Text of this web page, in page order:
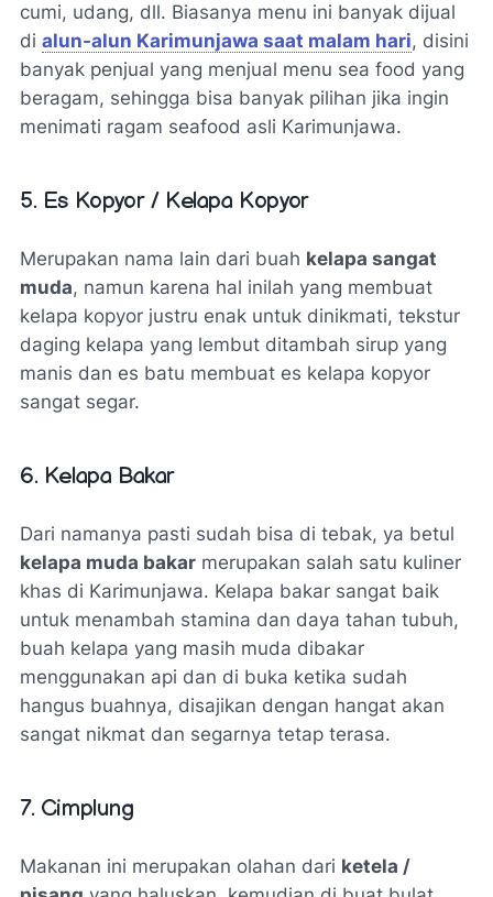
cumi, udang, dll. Biasanya menu ini banyak dijual
di alun-alun Karimunjawa saat malam hari, disini
banyak penjual yang menjual menu sea food yang
beragam, sehingga bisa banyak pilihan jika ingin
menimati ragam seafood asli Karimunjawa.
5. Es Kopyor / Kelapa Kopyor
Merupakan nama lain dari buah kelapa sangat
muda, namun karena hal inilah yang membuat
kelapa kopyor justru enak untuk dinikmati, tekstur
daging kelapa yang lembut ditambah sirup yang
manis dan es batu membuat es kelapa kopyor
sangat segar.
6. Kelapa Bakar
Dari namanya pasti sudah bisa di tebak, ya betul
kelapa muda bakar merupakan salah satu kuliner
khas di Karimunjawa. Kelapa bakar sangat baik
untuk menambah stamina dan daya tahan tubuh,
buah kelapa yang masih muda dibakar
menggunakan api dan di buka ketika sudah
hangus buahnya, disajikan dengan hangat akan
sangat nikmat dan segarnya tetap terasa.
7. Cimplung
Makanan ini merupakan olahan dari ketela /